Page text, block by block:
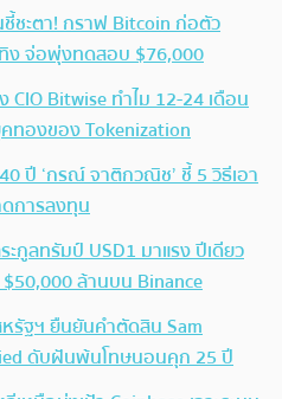
ชะตา! กราฟ Bitcoin ก่อตัว
ง จ่อพุ่งทดสอบ $76,000
CIO Bitwise ทำไม 12-24 เดือน
ทองของ Tokenization
ปี ‘กรณ์ จาติกวณิช’ ชี้ 5 วิธีเอา
การลงทุน
ะกูลทรัมป์ USD1 มาแรง ปีเดียว
ล้านบน Binance
รัฐฯ ยืนยันคำตัดสิน Sam
ดับฝันพ้นโทษนอนคุก 25 ปี